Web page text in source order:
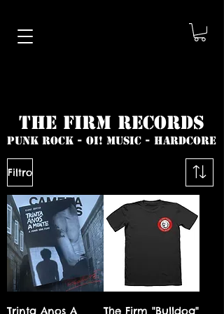
Filtro
Trinta Anos A
The Firm "Bulldog"
THE FIRM RECORDS
PUNK ROCK - oi! MUSIC - HARDCORE